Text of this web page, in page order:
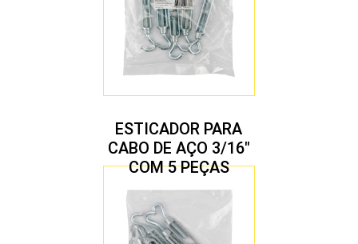
ESTICADOR PARA
CABO DE AÇO 3/16″
COM 5 PEÇAS